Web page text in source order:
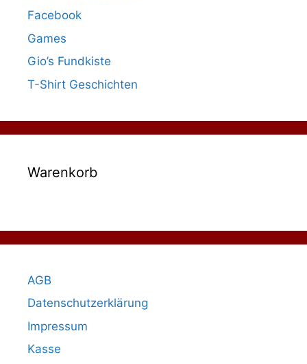
Facebook
Games
Gio’s Fundkiste
T-Shirt Geschichten
Warenkorb
AGB
Datenschutzerklärung
Impressum
Kasse